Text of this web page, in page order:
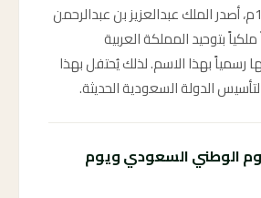
في 23 سبتمبر 1932م، أصدر الملك عبدالعزيز بن عبدالرحمن
بتوحيد المملكة العربية
رسمياً بهذا الاسم. لذلك يُحتفل بهذا
الدولة السعودية الحديثة.
الوطني السعودي ويوم